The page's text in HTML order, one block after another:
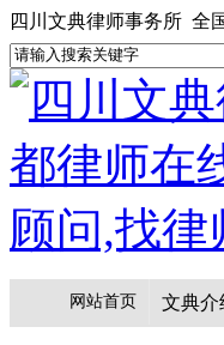
四川文典律师事务所 全
网站首页 文典介